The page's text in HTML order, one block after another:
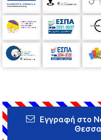
Εγγραφή στο